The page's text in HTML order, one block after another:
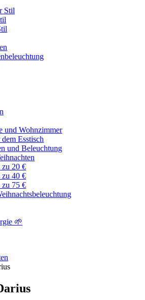
Stil
und Wohnzimmer
Esstisch
und Beleuchtung
zu 20 €
zu 40 €
zu 75 €
🌱